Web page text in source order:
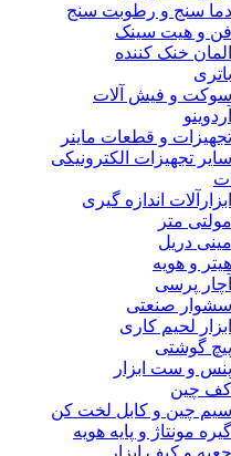
دما سنج و رطوبت سنج
فن و هیت سینک
المان خنک کننده
باتری
سوکت و فیش آلات
آردوینو
تجهیزات و قطعات ماینر
سایر تجهیزات الکترونیکی
ابزارآلات اندازه گیری
مولتی متر
مینی دریل
هیتر و هویه
آچار پرسی
سشوار صنعتی
ابزار لحیم کاری
پیچ گوشتی
پنس و ست ابزار
کف چین
سیم چین و کابل لخت کن
گیره مونتاژ و پایه هویه
جعبه و کیف ابزار